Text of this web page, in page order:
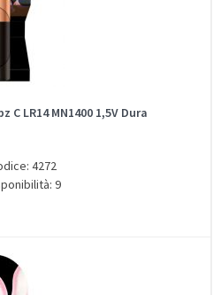
C LR14 MN1400 1,5V Dura
4272
9